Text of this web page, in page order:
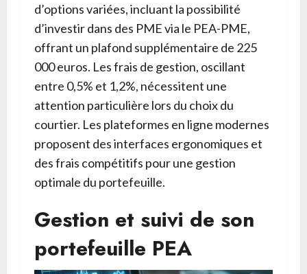
d’options variées, incluant la possibilité
d’investir dans des PME via le PEA-PME,
offrant un plafond supplémentaire de 225
000 euros. Les frais de gestion, oscillant
entre 0,5% et 1,2%, nécessitent une
attention particulière lors du choix du
courtier. Les plateformes en ligne modernes
proposent des interfaces ergonomiques et
des frais compétitifs pour une gestion
optimale du portefeuille.
Gestion et suivi de son
portefeuille PEA